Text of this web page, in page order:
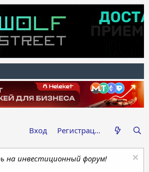
Вход Регистрация
на инвестиционный форум!